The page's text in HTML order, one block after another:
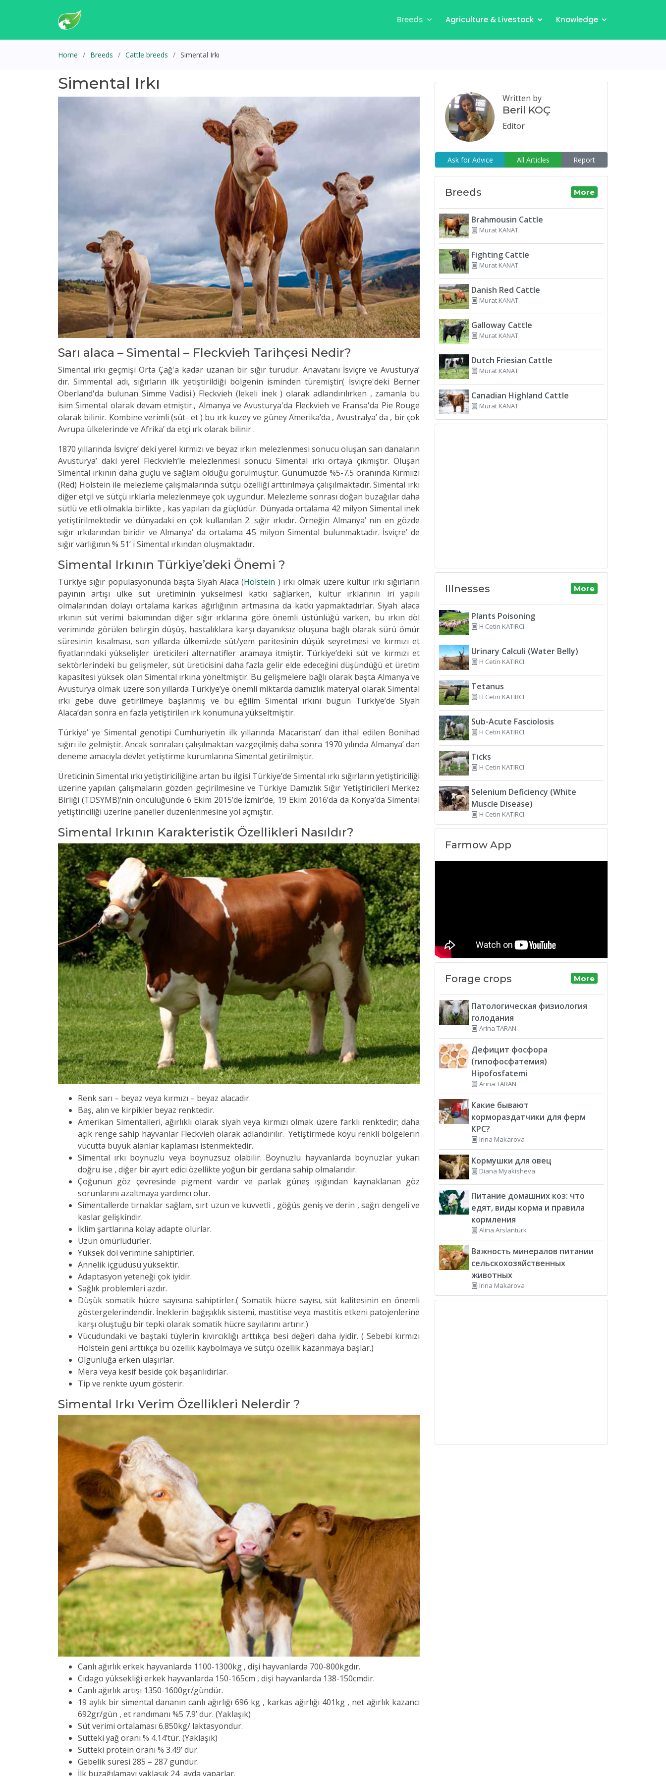
Breeds Agriculture & Livestock Knowledge
Home Breeds Cattle breeds Simental Irkı
Simental Irkı
Sarı alaca – Simental – Fleckvieh Tarihçesi Nedir?
Simental ırkı geçmişi Orta Çağ'a kadar uzanan bir sığır türüdür. Anavatanı İsviçre ve Avusturya’
dır. Simmental adı, sığırların ilk yetiştirildiği bölgenin isminden türemiştir( İsviçre'deki Berner
Oberland'da bulunan Simme Vadisi.) Fleckvieh (lekeli inek ) olarak adlandırılırken , zamanla bu
isim Simental olarak devam etmiştir., Almanya ve Avusturya'da Fleckvieh ve Fransa'da Pie Rouge
olarak bilinir. Kombine verimli (süt- et ) bu ırk kuzey ve güney Amerika’da , Avustralya’ da , bir çok
Avrupa ülkelerinde ve Afrika’ da etçi ırk olarak bilinir .
1870 yıllarında İsviçre’ deki yerel kırmızı ve beyaz ırkın melezlenmesi sonucu oluşan sarı danaların
Avusturya’ daki yerel Fleckvieh’le melezlenmesi sonucu Simental ırkı ortaya çıkmıştır. Oluşan
Simental ırkının daha güçlü ve sağlam olduğu görülmüştür. Günümüzde %5-7.5 oranında Kırmıızı
(Red) Holstein ile melezleme çalışmalarında sütçü özelliği arttırılmaya çalışılmaktadır. Simental ırkı
diğer etçil ve sütçü ırklarla melezlenmeye çok uygundur. Melezleme sonrası doğan buzağılar daha
sütlü ve etli olmakla birlikte , kas yapıları da güçlüdür. Dünyada ortalama 42 milyon Simental inek
yetiştirilmektedir ve dünyadaki en çok kullanılan 2. sığır ırkıdır. Örneğin Almanya’ nın en gözde
sığır ırkılarından biridir ve Almanya’ da ortalama 4.5 milyon Simental bulunmaktadır. İsviçre’ de
sığır varlığının % 51’ i Simental ırkından oluşmaktadır.
Simental Irkının Türkiye’deki Önemi ?
Türkiye sığır populasyonunda başta Siyah Alaca (Holstein ) ırkı olmak üzere kültür ırkı sığırların
payının artışı ülke süt üretiminin yükselmesi katkı sağlarken, kültür ırklarının iri yapılı
olmalarından dolayı ortalama karkas ağırlığının artmasına da katkı yapmaktadırlar. Siyah alaca
ırkının süt verimi bakımından diğer sığır ırklarına göre önemli üstünlüğü varken, bu ırkın döl
veriminde görülen belirgin düşüş, hastalıklara karşı dayanıksız oluşuna bağlı olarak sürü ömür
süresinin kısalması, son yıllarda ülkemizde süt/yem paritesinin düşük seyretmesi ve kırmızı et
fiyatlarındaki yükselişler üreticileri alternatifler aramaya itmiştir. Türkiye’deki süt ve kırmızı et
sektörlerindeki bu gelişmeler, süt üreticisini daha fazla gelir elde edeceğini düşündüğü et üretim
kapasitesi yüksek olan Simental ırkına yöneltmiştir. Bu gelişmelere bağlı olarak başta Almanya ve
Avusturya olmak üzere son yıllarda Türkiye’ye önemli miktarda damızlık materyal olarak Simental
ırkı gebe düve getirilmeye başlanmış ve bu eğilim Simental ırkını bugün Türkiye’de Siyah
Alaca’dan sonra en fazla yetiştirilen ırk konumuna yükseltmiştir.
Türkiye’ ye Simental genotipi Cumhuriyetin ilk yıllarında Macaristan’ dan ithal edilen Bonihad
sığırı ile gelmiştir. Ancak sonraları çalışılmaktan vazgeçilmiş daha sonra 1970 yılında Almanya’ dan
deneme amacıyla devlet yetiştirme kurumlarına Simental getirilmiştir.
Üreticinin Simental ırkı yetiştiriciliğine artan bu ilgisi Türkiye’de Simental ırkı sığırların yetiştiriciliği
üzerine yapılan çalışmaların gözden geçirilmesine ve Türkiye Damızlık Sığır Yetiştiricileri Merkez
Birliği (TDSYMB)’nin öncülüğünde 6 Ekim 2015’de İzmir’de, 19 Ekim 2016’da da Konya’da Simental
yetiştiriciliği üzerine paneller düzenlenmesine yol açmıştır.
Simental Irkının Karakteristik Özellikleri Nasıldır?
Renk sarı – beyaz veya kırmızı – beyaz alacadır.
Baş, alın ve kirpikler beyaz renktedir.
Amerikan Simentalleri, ağırlıklı olarak siyah veya kırmızı olmak üzere farklı renktedir; daha
açık renge sahip hayvanlar Fleckvieh olarak adlandırılır. Yetiştirmede koyu renkli bölgelerin
vücutta büyük alanlar kaplaması istenmektedir.
Simental ırkı boynuzlu veya boynuzsuz olabilir. Boynuzlu hayvanlarda boynuzlar yukarı
doğru ise , diğer bir ayırt edici özellikte yoğun bir gerdana sahip olmalarıdır.
Çoğunun göz çevresinde pigment vardır ve parlak güneş ışığından kaynaklanan göz
sorunlarını azaltmaya yardımcı olur.
Simentallerde tırnaklar sağlam, sırt uzun ve kuvvetli , göğüs geniş ve derin , sağrı dengeli ve
kaslar gelişkindir.
İklim şartlarına kolay adapte olurlar.
Uzun ömürlüdürler.
Yüksek döl verimine sahiptirler.
Annelik içgüdüsü yüksektir.
Adaptasyon yeteneği çok iyidir.
Sağlık problemleri azdır.
Düşük somatik hücre sayısına sahiptirler.( Somatik hücre sayısı, süt kalitesinin en önemli
göstergelerindendir. İneklerin bağışıklık sistemi, mastitise veya mastitis etkeni patojenlerine
karşı oluştuğu bir tepki olarak somatik hücre sayılarını artırır.)
Vücudundaki ve baştaki tüylerin kıvırcıklığı arttıkça besi değeri daha iyidir. ( Sebebi kırmızı
Holstein geni arttıkça bu özellik kaybolmaya ve sütçü özellik kazanmaya başlar.)
Olgunluğa erken ulaşırlar.
Mera veya kesif beside çok başarılıdırlar.
Tip ve renkte uyum gösterir.
Simental Irkı Verim Özellikleri Nelerdir ?
Canlı ağırlık erkek hayvanlarda 1100-1300kg , dişi hayvanlarda 700-800kgdır.
Cidago yüksekliği erkek hayvanlarda 150-165cm , dişi hayvanlarda 138-150cmdir.
Canlı ağırlık artışı 1350-1600gr/gündür.
19 aylık bir simental dananın canlı ağırlığı 696 kg , karkas ağırlığı 401kg , net ağırlık kazancı
692gr/gün , et randımanı %5 7.9’ dur. (Yaklaşık)
Süt verimi ortalaması 6.850kg/ laktasyondur.
Sütteki yağ oranı % 4.14’tür. (Yaklaşık)
Sütteki protein oranı % 3.49’ dur.
Gebelik süresi 285 – 287 gündür.
İlk buzağılamayı yaklaşık 24 ayda yaparlar.
Written by
Beril KOÇ
Editor
Ask for Advice All Articles Report
Breeds More
Brahmousin Cattle
Murat KANAT
Fighting Cattle
Murat KANAT
Danish Red Cattle
Murat KANAT
Galloway Cattle
Murat KANAT
Dutch Friesian Cattle
Murat KANAT
Canadian Highland Cattle
Murat KANAT
Illnesses More
Plants Poisoning
H Cetin KATIRCI
Urinary Calculi (Water Belly)
H Cetin KATIRCI
Tetanus
H Cetin KATIRCI
Sub-Acute Fasciolosis
H Cetin KATIRCI
Ticks
H Cetin KATIRCI
Selenium Deficiency (White
Muscle Disease)
H Cetin KATIRCI
Farmow App
Forage crops More
Патологическая физиология
голодания
Arina TARAN
Дефицит фосфора
(гипофосфатемия)
Hipofosfatemi
Arina TARAN
Какие бывают
кормораздатчики для ферм
КРС?
Irina Makarova
Кормушки для овец
Diana Myakisheva
Питание домашних коз: что
едят, виды корма и правила
кормления
Alina Arslantürk
Важность минералов питании
сельскохозяйственных
животных
Irina Makarova